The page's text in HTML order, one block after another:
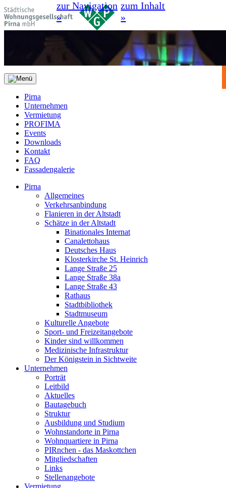
zur Navigation
»
zum Inhalt
»
Pirna
Unternehmen
Vermietung
PROFIMA
Events
Downloads
Kontakt
FAQ
Fassadengalerie
Pirna
Allgemeines
Verkehrsanbindung
Flanieren in der Altstadt
Schätze in der Altstadt
Binationales Internat
Canalettohaus
Deutsches Haus
Klosterkirche St. Heinrich
Lange Straße 25
Lange Straße 38a
Lange Straße 43
Rathaus
Stadtbibliothek
Stadtmuseum
Kulturelle Angebote
Sport- und Freizeitangebote
Kinder sind willkommen
Medizinische Infrastruktur
Der Königstein in Sichtweite
Unternehmen
Porträt
Leitbild
Aktuelles
Bautagebuch
Struktur
Ausbildung und Studium
Wohnstandorte in Pirna
Wohnquartiere in Pirna
PIRnchen - das Maskottchen
Mitgliedschaften
Links
Stellenangebote
Vermietung